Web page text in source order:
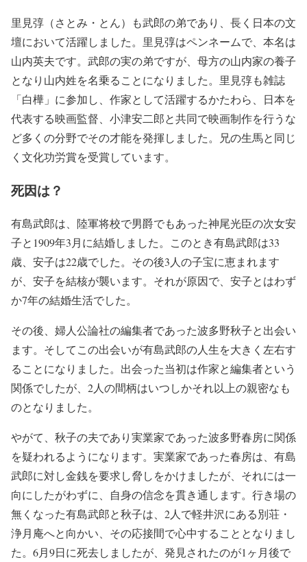
里見弴（さとみ・とん）も武郎の弟であり、長く日本の文
壇において活躍しました。里見弴はペンネームで、本名は
山内英夫です。武郎の実の弟ですが、母方の山内家の養子
となり山内姓を名乗ることになりました。里見弴も雑誌
「白樺」に参加し、作家として活躍するかたわら、日本を
代表する映画監督、小津安二郎と共同で映画制作を行うな
ど多くの分野でその才能を発揮しました。兄の生馬と同じ
く文化功労賞を受賞しています。
死因は？
有島武郎は、陸軍将校で男爵でもあった神尾光臣の次女安
子と1909年3月に結婚しました。このとき有島武郎は33
歳、安子は22歳でした。その後3人の子宝に恵まれます
が、安子を結核が襲います。それが原因で、安子とはわず
か7年の結婚生活でした。
その後、婦人公論社の編集者であった波多野秋子と出会い
ます。そしてこの出会いが有島武郎の人生を大きく左右す
ることになりました。出会った当初は作家と編集者という
関係でしたが、2人の間柄はいつしかそれ以上の親密なも
のとなりました。
やがて、秋子の夫であり実業家であった波多野春房に関係
を疑われるようになります。実業家であった春房は、有島
武郎に対し金銭を要求し脅しをかけましたが、それには一
向にしたがわずに、自身の信念を貫き通します。行き場の
無くなった有島武郎と秋子は、2人で軽井沢にある別荘・
浄月庵へと向かい、その応接間で心中することとなりまし
た。6月9日に死去しましたが、発見されたのが1ヶ月後で